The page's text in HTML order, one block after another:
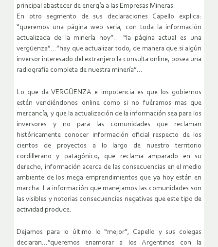
principal abastecer de energía a las Empresas Mineras.
En otro segmento de sus declaraciones Capello explica:
“queremos una página web seria, con toda la información
actualizada de la minería hoy”… “la página actual es una
vergüenza”…”hay que actualizar todo, de manera que si algún
inversor interesado del extranjero la consulta online, posea una
radiografía completa de nuestra minería”…
Lo que da VERGÜENZA e impotencia es que los gobiernos
estén vendiéndonos online como si no fuéramos mas que
mercancía, y que la actualización de la información sea para los
inversores y no para las comunidades que reclaman
históricamente conocer información oficial respecto de los
cientos de proyectos a lo largo de nuestro territorio
cordillerano y patagónico, que reclama amparado en su
derecho, información acerca de las consecuencias en el medio
ambiente de los mega emprendimientos que ya hoy están en
marcha. La información que manejamos las comunidades son
las visibles y notorias consecuencias negativas que este tipo de
actividad produce.
Dejamos para lo último lo “mejor”, Capello y sus colegas
declaran…”queremos enamorar a los Argentinos con la